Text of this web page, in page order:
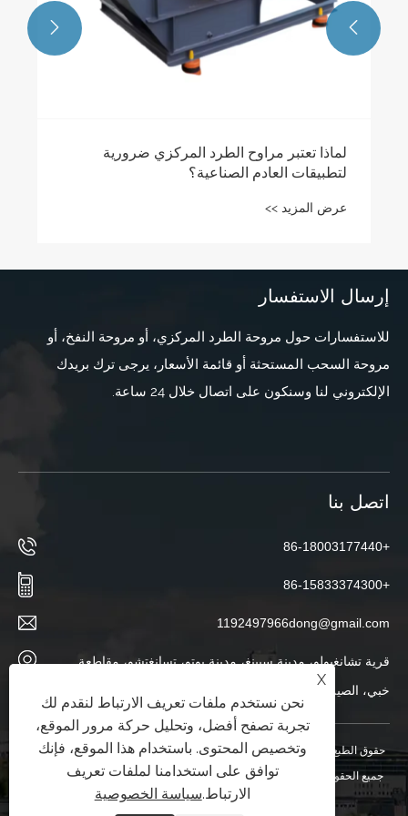


إرسال الاستفسار
للاستفسارات حول مروحة الطرد المركزي، أو مروحة النفخ، أو
مروحة السحب المستحثة أو قائمة الأسعار، يرجى ترك بريدك
الإلكتروني لنا وسنكون على اتصال خلال 24 ساعة.
اتصل بنا
+86-18003177440
+86-15833374300
1192497966dong@gmail.com
قرية تشانغبولو، مدينة سيينغ، مدينة بوتو، تسانغتشو، مقاطعة
خبي، الصين
حقوق الطبع والنشر © 2025 شركة Hebei Ketong لمعدات حماية البيئة المحدودة.
جميع الحقوق محفوظة.
Links |Sitemap| RSS|XML
|سياسة الخصوصية
X
نحن نستخدم ملفات تعريف الارتباط لنقدم لك
تجربة تصفح أفضل، وتحليل حركة مرور الموقع،
وتخصيص المحتوى. باستخدام هذا الموقع، فإنك
توافق على استخدامنا لملفات تعريف
الارتباط.سياسة الخصوصية